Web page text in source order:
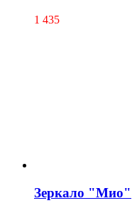
1 435
Зеркало "Мио"